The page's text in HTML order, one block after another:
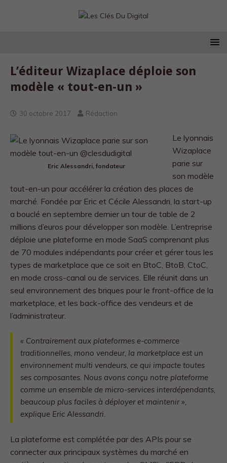
L’éditeur Wizaplace déploie son
modèle « tout-en-un »
30 octobre 2017 Rédaction
Eric Alessandri, fondateur
Le lyonnais
Wizaplace
parie sur
son modèle
tout-en-un pour accélérer la création des places de
marché. Fondée par Eric et Cécile Alessandri, la start-up
a bouclé en septembre dernier un tour de table de 2
millions d’euros pour développer son modèle. L’entreprise
déploie une plateforme en mode SaaS comprenant plus
de 70 modules indépendants pour créer et gérer tous les
types de marketplace que ce soit en BtoC, BtoB, CtoC,
en mode cross-canal ou de services. Elle réunit dans un
seul environnement des briques pour le front-office de la
marketplace, et les back-office des vendeurs et de
l’administrateur.
« Contrairement aux plateformes e-commerce
traditionnelles, mono vendeur, la marketplace est un
environnement multi vendeurs, ce qui impacte toutes
ses composantes. Nous avons conçu notre plateforme
comme un ensemble de micro-services interdépendants,
beaucoup plus faciles à déployer et maintenir »,
explique Eric Alessandri.
La plateforme est complétée par des APIs pour se
connecter aux principaux systèmes du marché en